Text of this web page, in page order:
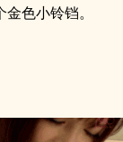
色小铃铛。